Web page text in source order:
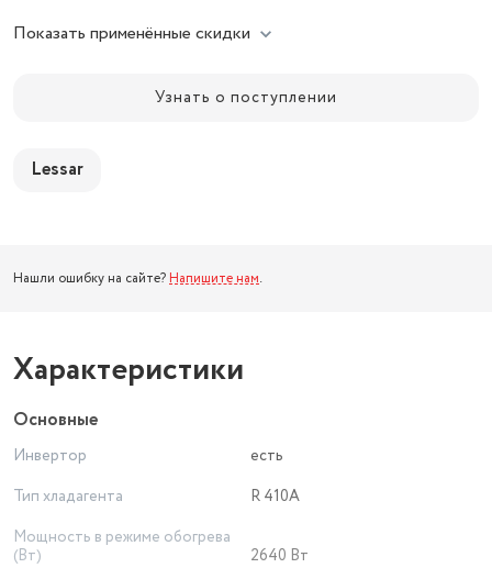
Показать применённые скидки
Узнать о поступлении
Lessar
Нашли ошибку на сайте? Напишите нам.
Характеристики
Основные
Инвертор
есть
Тип хладагента
R 410A
Мощность в режиме обогрева
(Вт)
2640 Вт